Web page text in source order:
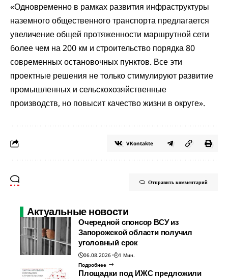
«Одновременно в рамках развития инфраструктуры
наземного общественного транспорта предлагается
увеличение общей протяженности маршрутной сети
более чем на 200 км и строительство порядка 80
современных остановочных пунктов. Все эти
проектные решения не только стимулируют развитие
промышленных и сельскохозяйственные
производств, но повысит качество жизни в округе».
VKontakte
Отправить комментарий
Актуальные новости
Очередной спонсор ВСУ из
Запорожской области получил
уголовный срок
06.08.2026
1 Мин.
Подробнее
Площадки под ИЖС предложили